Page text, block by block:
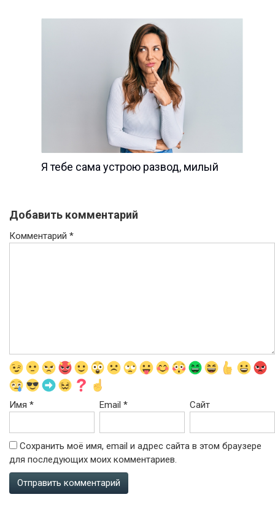
Я тебе сама устрою развод, милый
Добавить комментарий
Комментарий *
Имя * Email* Сайт
Сохранить моё имя, email и адрес сайта в этом браузере
для последующих моих комментариев.